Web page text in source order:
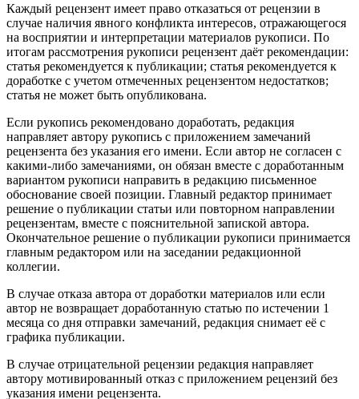
Каждый рецензент имеет право отказаться от рецензии в
случае наличия явного конфликта интересов, отражающегося
на восприятии и интерпретации материалов рукописи. По
итогам рассмотрения рукописи рецензент даёт рекомендации:
статья рекомендуется к публикации; статья рекомендуется к
доработке с учетом отмеченных рецензентом недостатков;
статья не может быть опубликована.
Если рукопись рекомендовано доработать, редакция
направляет автору рукопись с приложением замечаний
рецензента без указания его имени. Если автор не согласен с
какими-либо замечаниями, он обязан вместе с доработанным
вариантом рукописи направить в редакцию письменное
обоснование своей позиции. Главный редактор принимает
решение о публикации статьи или повторном направлении
рецензентам, вместе с пояснительной запиской автора.
Окончательное решение о публикации рукописи принимается
главным редактором или на заседании редакционной
коллегии.
В случае отказа автора от доработки материалов или если
автор не возвращает доработанную статью по истечении 1
месяца со дня отправки замечаний, редакция снимает её с
графика публикации.
В случае отрицательной рецензии редакция направляет
автору мотивированный отказ с приложением рецензий без
указания имени рецензента.